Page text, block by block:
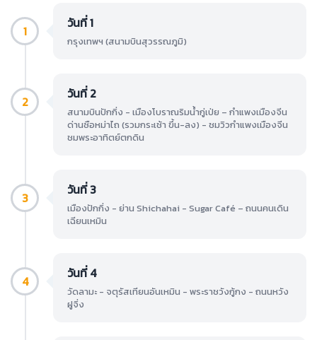
1 วันที่ 1
กรุงเทพฯ (สนามบินสุวรรณภูมิ)
2 วันที่ 2
สนามบินปักกิ่ง - เมืองโบราณริมน้ำกู่เป่ย – กำแพงเมืองจีน
ด่านซือหม่าไถ (รวมกระเช้า ขึ้น-ลง) - ชมวิวกำแพงเมืองจีน
ชมพระอาทิตย์ตกดิน
3 วันที่ 3
เมืองปักกิ่ง - ย่าน Shichahai - Sugar Café – ถนนคนเดิน
เฉียนเหมิน
4 วันที่ 4
วัดลามะ - จตุรัสเทียนอันเหมิน - พระราชวังกู้กง - ถนนหวัง
ฝูจิ่ง